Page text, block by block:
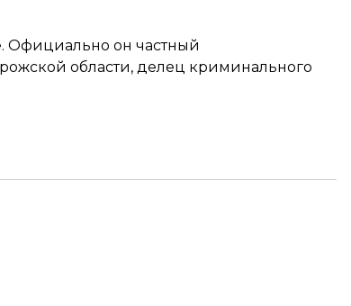
Официально он частный
области, делец криминального